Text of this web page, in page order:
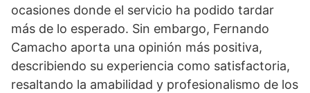
ocasiones donde el servicio ha podido tardar
más de lo esperado. Sin embargo, Fernando
Camacho aporta una opinión más positiva,
describiendo su experiencia como satisfactoria,
resaltando la amabilidad y profesionalismo de los